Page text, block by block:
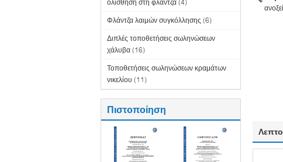
ολίσθηση στη φλάντζα (4)
Φλάντζα λαιμών συγκόλλησης (6)
Διπλές τοποθετήσεις σωληνώσεων
χάλυβα (16)
Τοποθετήσεις σωληνώσεων κραμάτων
νικελίου (11)
Πιστοποίηση